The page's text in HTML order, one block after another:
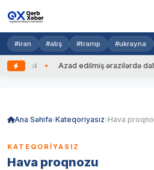
#iran #abş #tramp #ukrayna
Azad edilmiş ərazilərdə daha
Ana Səhifə Kateqoriyasız Hava
KATEQORIYASIZ
Hava proqnozu